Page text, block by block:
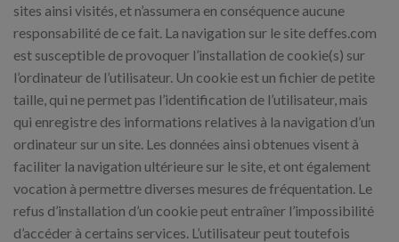
sites ainsi visités, et n’assumera en conséquence aucune
responsabilité de ce fait. La navigation sur le site deffes.com
est susceptible de provoquer l’installation de cookie(s) sur
l’ordinateur de l’utilisateur. Un cookie est un fichier de petite
taille, qui ne permet pas l’identification de l’utilisateur, mais
qui enregistre des informations relatives à la navigation d’un
ordinateur sur un site. Les données ainsi obtenues visent à
faciliter la navigation ultérieure sur le site, et ont également
vocation à permettre diverses mesures de fréquentation. Le
refus d’installation d’un cookie peut entraîner l’impossibilité
d’accéder à certains services. L’utilisateur peut toutefois